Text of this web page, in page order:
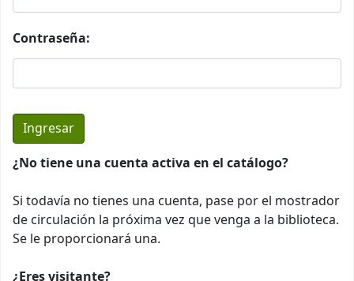
Contraseña:
¿No tiene una cuenta activa en el catálogo?
Si todavía no tienes una cuenta, pase por el mostrador
de circulación la próxima vez que venga a la biblioteca.
Se le proporcionará una.
¿Eres visitante?